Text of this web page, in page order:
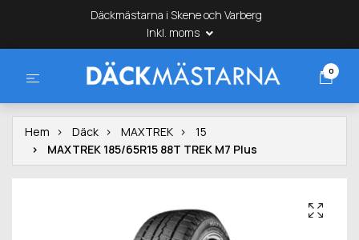
Däckmästarna i Skene och Varberg
Inkl. moms
0
Hem Däck MAXTREK
15
MAXTREK 185/65R15 88T TREK M7 Plus